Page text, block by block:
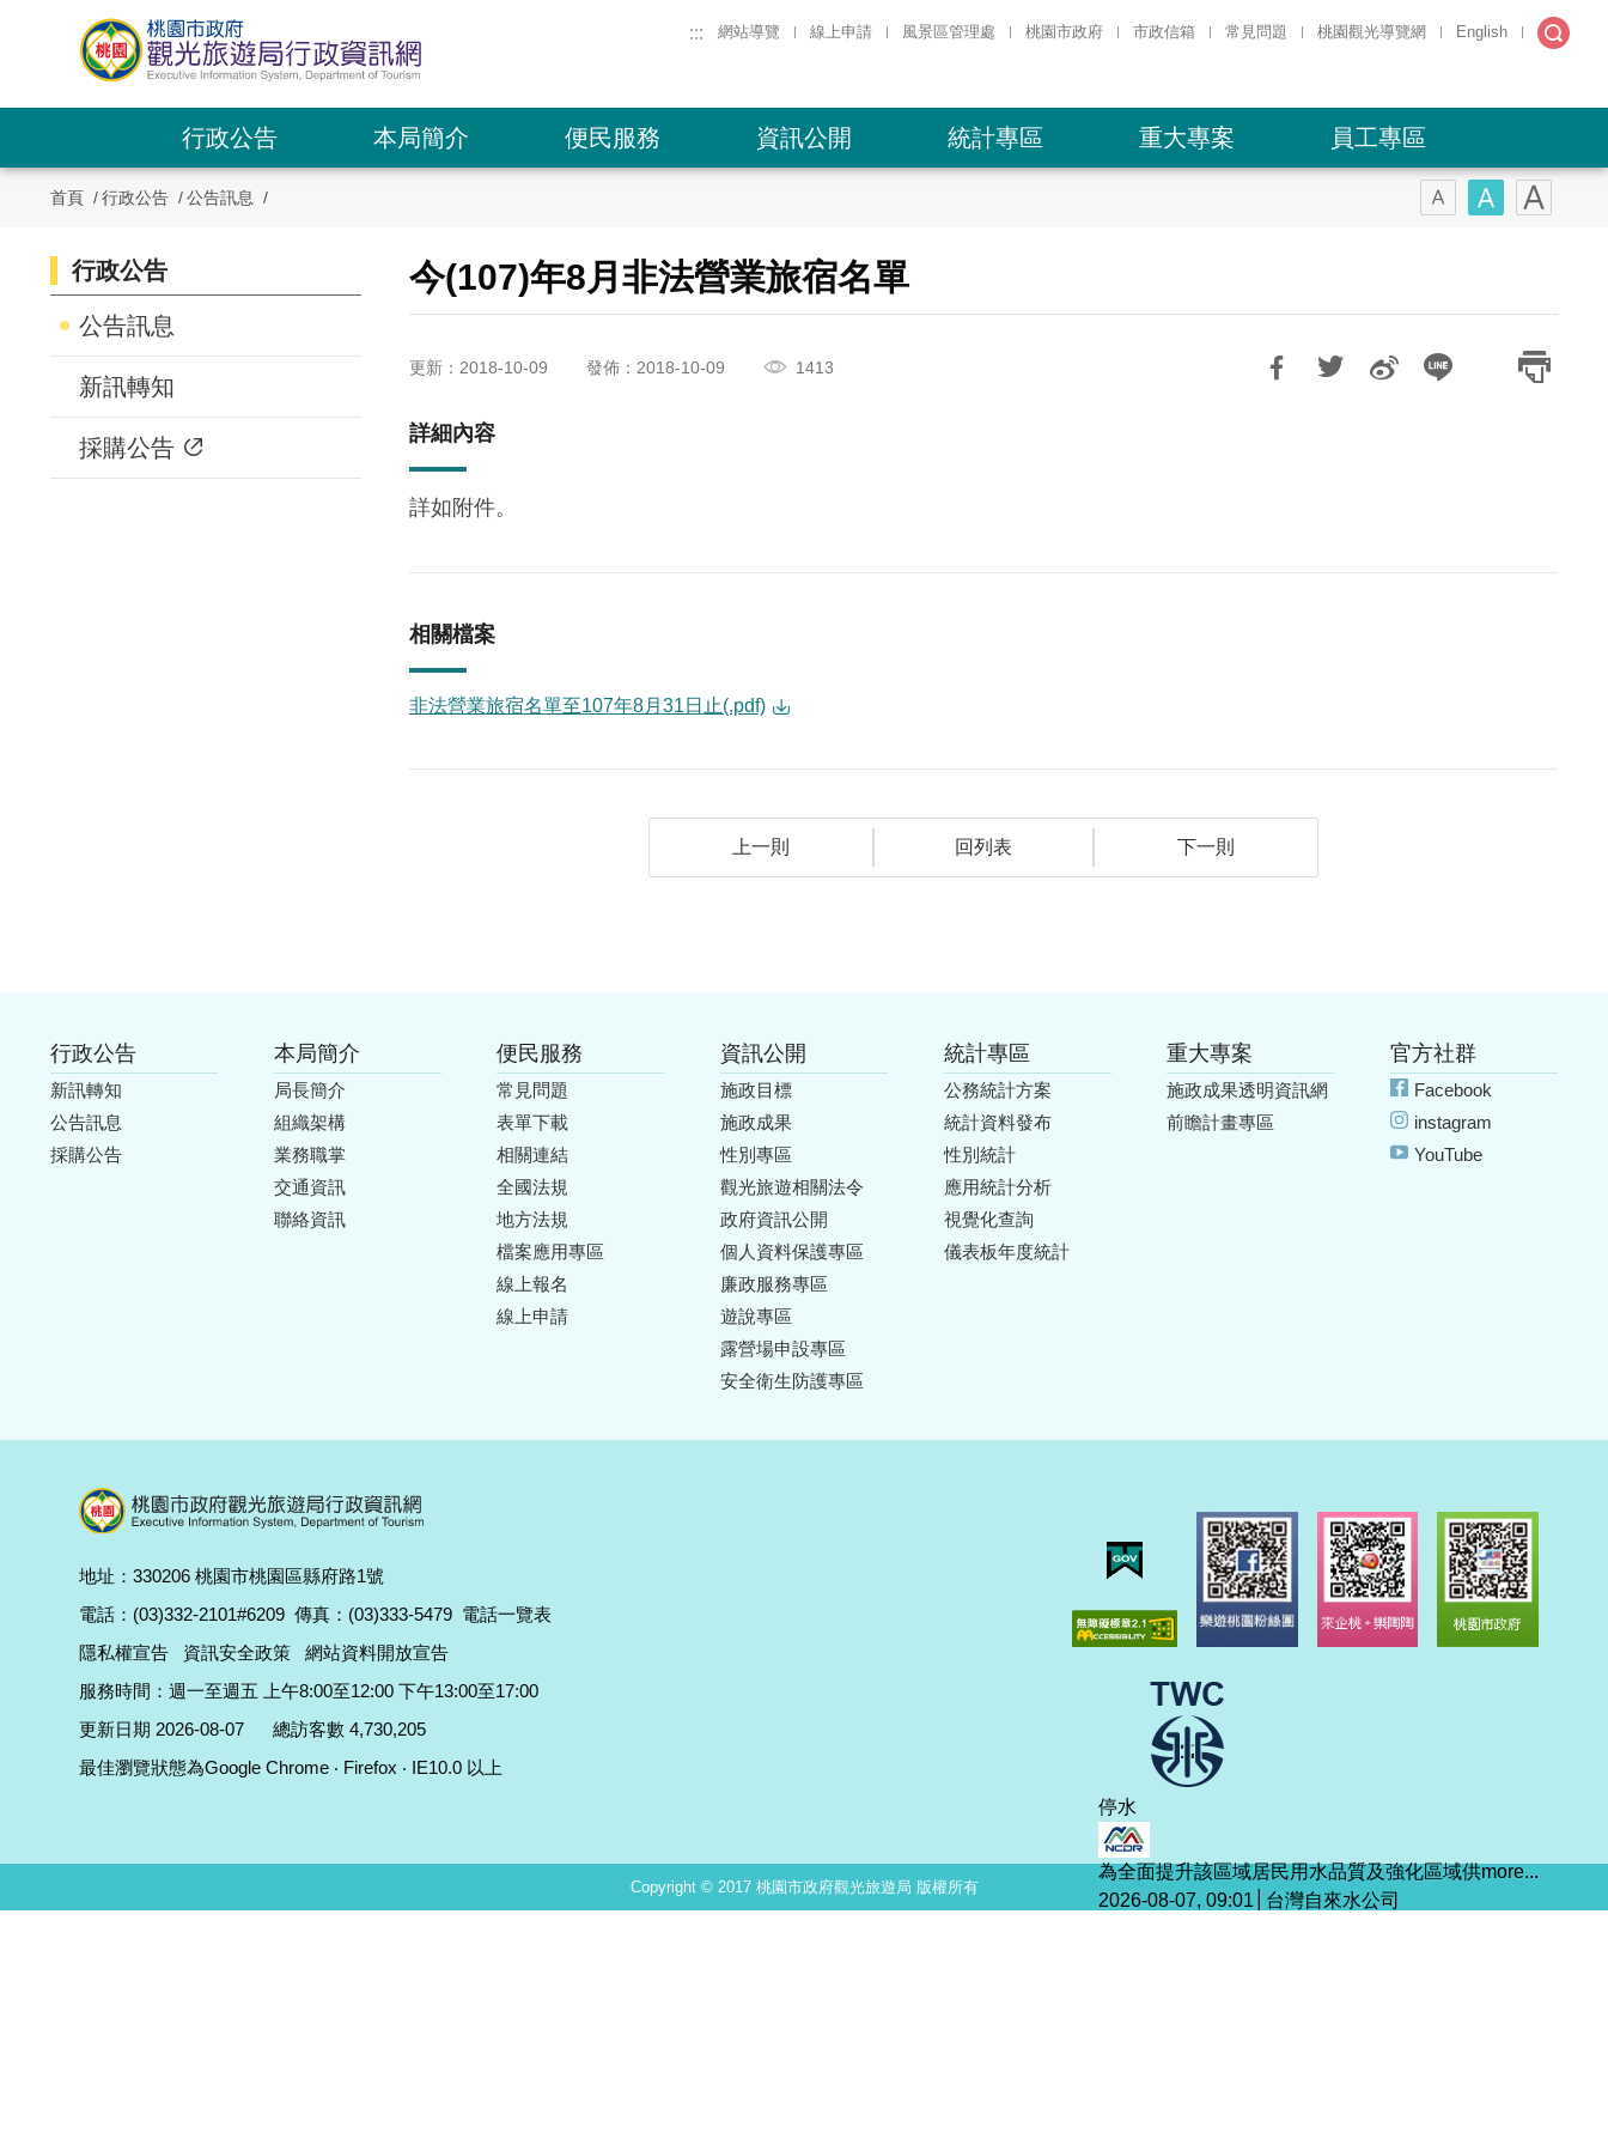
::: 網站導覽 線上申請 風景區管理處 桃園市政府 市政信箱 常見問題 桃園觀光導覽網
English
行政公告 本局簡介 便民服務 資訊公開 統計專區 重大專案 員工專區
首頁 行政公告 公告訊息
行政公告
公告訊息
新訊轉知
採購公告
今(107)年8月非法營業旅宿名單
更新：2018-10-09 發佈：2018-10-09 1413
詳細內容
詳如附件。
相關檔案
非法營業旅宿名單至107年8月31日止(.pdf)
上一則 回列表 下一則
行政公告
新訊轉知
公告訊息
採購公告
本局簡介
局長簡介
組織架構
業務職掌
交通資訊
聯絡資訊
便民服務
常見問題
表單下載
相關連結
全國法規
地方法規
檔案應用專區
線上報名
線上申請
資訊公開
施政目標
施政成果
性別專區
觀光旅遊相關法令
政府資訊公開
個人資料保護專區
廉政服務專區
遊說專區
露營場申設專區
安全衛生防護專區
統計專區
公務統計方案
統計資料發布
性別統計
應用統計分析
視覺化查詢
儀表板年度統計
重大專案
施政成果透明資訊網
前瞻計畫專區
官方社群
Facebook
instagram
YouTube
地址：330206 桃園市桃園區縣府路1號
電話：(03)332-2101#6209 傳真：(03)333-5479 電話一覽表
隱私權宣告
資訊安全政策
網站資料開放宣告
服務時間：週一至週五 上午8:00至12:00 下午13:00至17:00
更新日期 2026-08-07
總訪客數 4,730,205
最佳瀏覽狀態為Google Chrome ‧ Firefox ‧ IE10.0 以上
停水
為全面提升該區域居民用水品質及強化區域供more...
2026-08-07, 09:01│台灣自來水公司
Copyright © 2017 桃園市政府觀光旅遊局 版權所有